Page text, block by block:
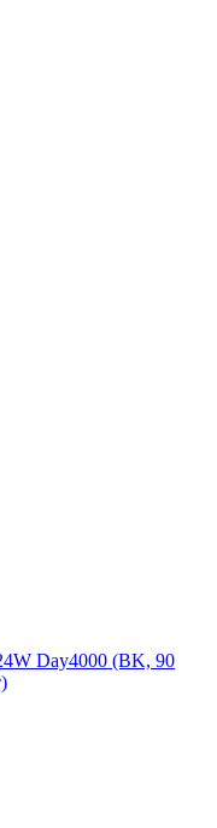
Day4000 (BK, 90